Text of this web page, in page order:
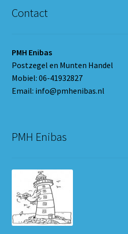
Contact
PMH Enibas
Postzegel en Munten Handel
Mobiel: 06-41932827
Email: info@pmhenibas.nl
PMH Enibas